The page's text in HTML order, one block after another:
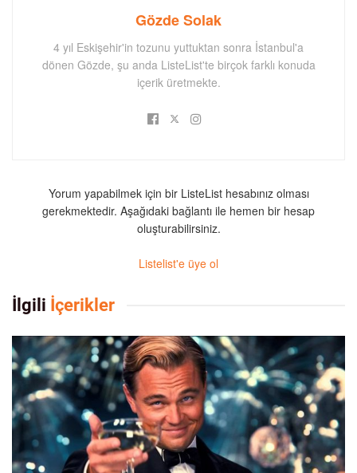
Gözde Solak
4 yıl Eskişehir'in tozunu yuttuktan sonra İstanbul'a
dönen Gözde, şu anda ListeList'te birçok farklı konuda
içerik üretmekte.
Yorum yapabilmek için bir ListeList hesabınız olması
gerekmektedir. Aşağıdaki bağlantı ile hemen bir hesap
oluşturabilirsiniz.
Listelist'e üye ol
İlgili İçerikler